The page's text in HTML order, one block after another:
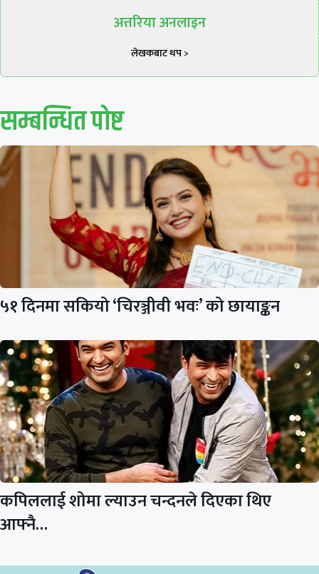
अत्तरिया अनलाइन
लेखकबाट थप >
सम्बन्धित पाेष्ट
५१ दिनमा सकियो ‘चिरञ्जीवी भवः’ को छायाङ्कन
कपिललाई शोमा ल्याउन चन्दनले दिएका थिए
आफ्नै…